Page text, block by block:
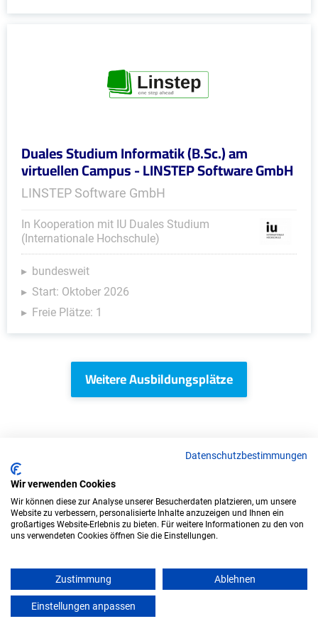
Duales Studium Informatik (B.Sc.) am
virtuellen Campus - LINSTEP Software GmbH
LINSTEP Software GmbH
In Kooperation mit IU Duales Studium
(Internationale Hochschule)
bundesweit
Start: Oktober 2026
Freie Plätze: 1
Weitere Ausbildungsplätze
KFZ - Ausbildungsplätze
Ausbildung: Land- und
Datenschutzbestimmungen
Wir verwenden Cookies
Wir können diese zur Analyse unserer Besucherdaten platzieren, um unsere
Website zu verbessern, personalisierte Inhalte anzuzeigen und Ihnen ein
großartiges Website-Erlebnis zu bieten. Für weitere Informationen zu den von
uns verwendeten Cookies öffnen Sie die Einstellungen.
Zustimmung Ablehnen
Einstellungen anpassen